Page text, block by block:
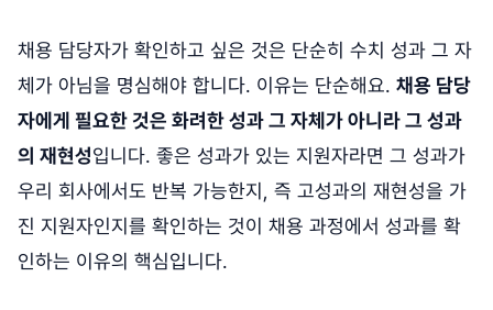
채용 담당자가 확인하고 싶은 것은 단순히 수치 성과 그 자
체가 아님을 명심해야 합니다. 이유는 단순해요. 채용 담당
자에게 필요한 것은 화려한 성과 그 자체가 아니라 그 성과
의 재현성입니다. 좋은 성과가 있는 지원자라면 그 성과가
우리 회사에서도 반복 가능한지, 즉 고성과의 재현성을 가
진 지원자인지를 확인하는 것이 채용 과정에서 성과를 확
인하는 이유의 핵심입니다.